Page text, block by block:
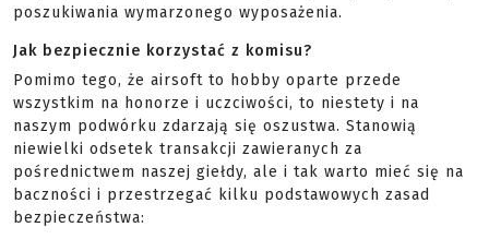
poszukiwania wymarzonego wyposażenia.
Jak bezpiecznie korzystać z komisu?
Pomimo tego, że airsoft to hobby oparte przede
wszystkim na honorze i uczciwości, to niestety i na
naszym podwórku zdarzają się oszustwa. Stanowią
niewielki odsetek transakcji zawieranych za
pośrednictwem naszej giełdy, ale i tak warto mieć się na
baczności i przestrzegać kilku podstawowych zasad
bezpieczeństwa: